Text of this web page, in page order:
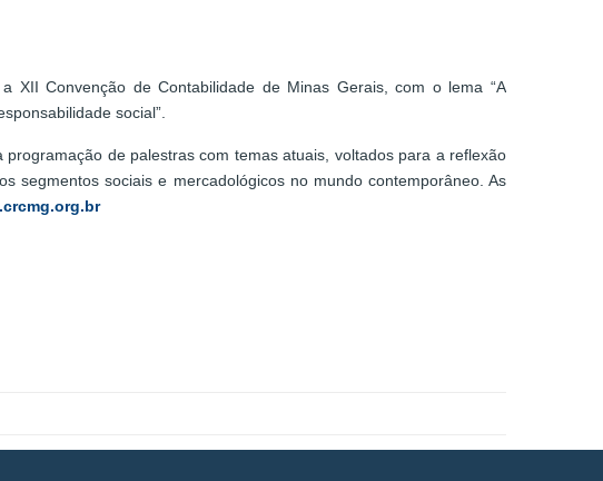
Convenção de Contabilidade de Minas Gerais, com o lema “A
social”.
de palestras com temas atuais, voltados para a reflexão
segmentos sociais e mercadológicos no mundo contemporâneo. As